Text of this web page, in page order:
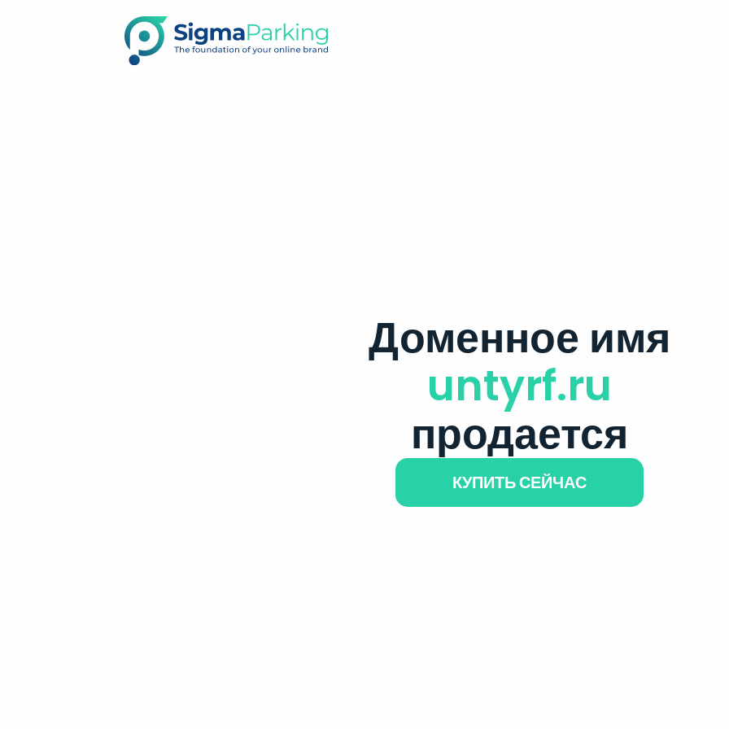
Доменное имя
untyrf.ru
продается
КУПИТЬ СЕЙЧАС